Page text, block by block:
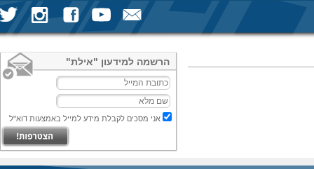
הרשמה למידעון "אילת"
אני מסכים לקבלת מידע למייל באמצעות דוא"ל